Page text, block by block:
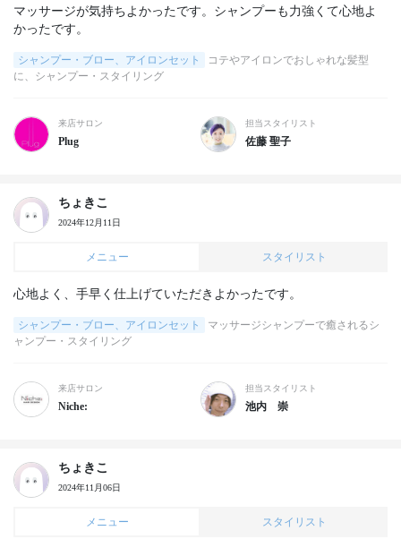
マッサージが気持ちよかったです。シャンプーも力強くて心地よ
かったです。
シャンプー・ブロー、アイロンセット
コテやアイロンでおしゃれな髪型
に、シャンプー・スタイリング
来店サロン
Plug
担当スタイリスト
佐藤 聖子
ちょきこ
2024年12月11日
メニュー スタイリスト
心地よく、手早く仕上げていただきよかったです。
シャンプー・ブロー、アイロンセット
マッサージシャンプーで癒されるシ
ャンプー・スタイリング
来店サロン
Niche:
担当スタイリスト
池内 崇
ちょきこ
2024年11月06日
メニュー スタイリスト